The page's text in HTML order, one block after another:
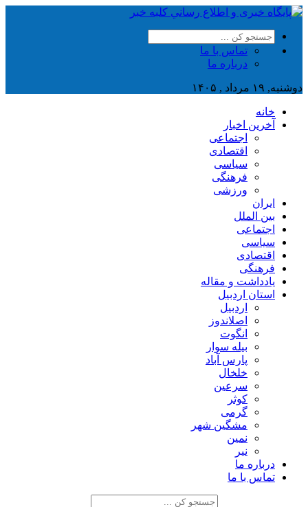
تماس با ما
درباره ما
دوشنبه, ۱۹ مرداد , ۱۴۰۵
خانه
آخرین اخبار
اجتماعی
اقتصادی
سیاسی
فرهنگی
ورزشی
ایران
بین الملل
اجتماعی
سیاسی
اقتصادی
فرهنگی
یادداشت و مقاله
استان اردبیل
اردبیل
اصلاندوز
انگوت
بیله سوار
پارس آباد
خلخال
سرعین
کوثر
گرمی
مشگین شهر
نمین
نیر
درباره ما
تماس با ما